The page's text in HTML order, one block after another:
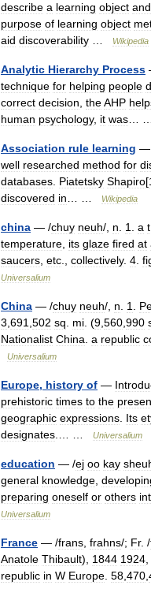
describe a learning object and
purpose of learning object
aid discoverability Wikipedia
Analytic Hierarchy Process
technique for helping people
correct decision theAHP
human psychology, it was
Association rule learning —
well researched method for
databases Piatetsky Shapiro[
discovered in Wikipedia
china — /chuy neuh/, n 1 a
temperature its glaze fired at
saucers etc collectively. 4
Universalium
China — /chuy neuh/, n 1
3 691 502 sq mi . (9 560 990
Nationalist China a republic
Universalium
Europe, history of —
prehistoric times to the
geographic expressions Its
designates
Universalium
education — /ej oo kay
general knowledge
preparing oneself or others
Universalium
France — /frans frahns/; Fr. /
Anatole Thibault), 1844 1924
republic in W Europe 58 470